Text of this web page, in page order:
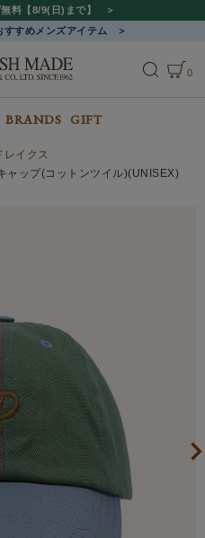
料【8/9(日)まで】
すすめメンズアイテム
0
BRANDS GIFT
レイクス
ャップ(コットンツイル)(UNISEX)